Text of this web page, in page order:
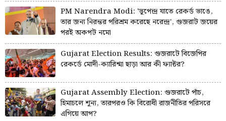
PM Narendra Modi: 'ভূপেন্দ্র যাতে রেকর্ড ভাঙে,
তার জন্য নিরন্তর পরিশ্রম করেছে নরেন্দ্র', গুজরাট জয়ের
পরই অকপট নমো
Gujarat Election Results: গুজরাটে বিজেপির
রেকর্ডে মোদী-ক্যারিশ্মা ছাড়া আর কী ফ্যাক্টর?
Gujarat Assembly Election: গুজরাটে পাঁচ,
হিমাচলে শূন্য, তারপরও কি বিরোধী রাজনীতির পরিসরে
এগিয়ে আপ?